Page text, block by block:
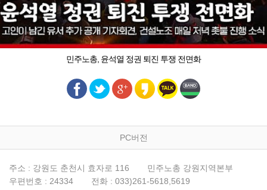
민주노총, 윤석열 정권 퇴진 투쟁 전면화
PC버전
주소 : 강원도 춘천시 효자로 116
민주노총 강원지역본부
우편번호 : 24334
전화 : 033)261-5618,5619